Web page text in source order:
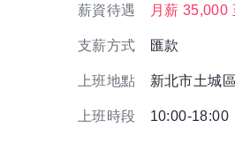
薪資待遇 月薪 35,000
支薪方式 匯款
上班地點 新北市土城
上班時段 10:00-18:00